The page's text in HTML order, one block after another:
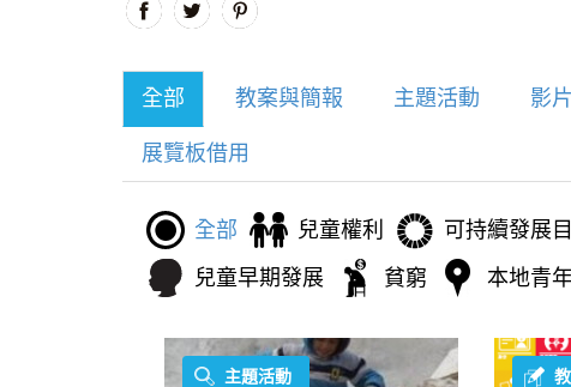
全部 教案與簡報 主題活動 影片
展覽板借用
全部 兒童權利 可持續發展
兒童早期發展
貧窮 本地青
主題活動